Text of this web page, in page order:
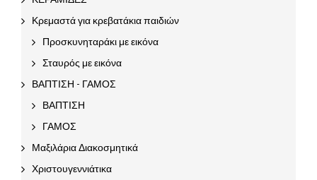
Κρεμαστά για κρεβατάκια παιδιών
Προσκυνηταράκι με εικόνα
Σταυρός με εικόνα
ΒΑΠΤΙΣΗ - ΓΑΜΟΣ
ΒΑΠΤΙΣΗ
ΓΑΜΟΣ
Μαξιλάρια Διακοσμητικά
Χριστουγεννιάτικα